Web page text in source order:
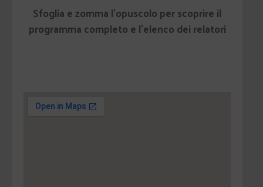
Sfoglia e zomma l’opuscolo per scoprire il
programma completo e l’elenco dei relatori